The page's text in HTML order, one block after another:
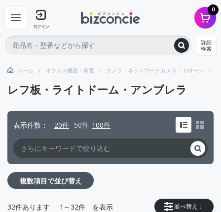
ログイン
0
詳細
検索
ホーム オフィス機器・家電 カメラ・ネットワークカメラ・ドローン
レフ板・ライトドーム・アンブレラ
表示件数 20件 50件 100件
複数項目で並び替え
並べ替え：
32件あります 1～32件 を表示